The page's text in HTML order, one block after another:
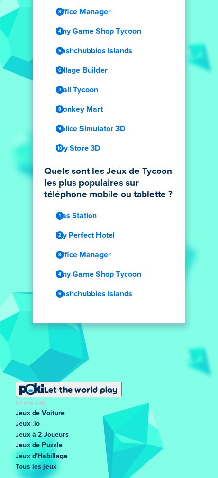
Office Manager
Tiny Game Shop Tycoon
Cashchubbies Islands
Village Builder
Mall Tycoon
Monkey Mart
Police Simulator 3D
Toy Store 3D
Quels sont les Jeux de Tycoon
les plus populaires sur
téléphone mobile ou tablette ?
Gas Station
My Perfect Hotel
Office Manager
Tiny Game Shop Tycoon
Cashchubbies Islands
Let the world play
POPULAIRE
Jeux de Voiture
Jeux .io
Jeux à 2 Joueurs
Jeux de Puzzle
Jeux d'Habillage
Tous les jeux